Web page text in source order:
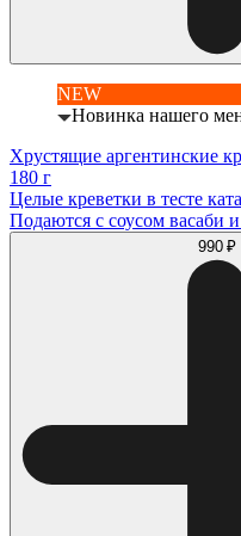
NEW
Новинка нашего
Хрустящие аргентинские
180 г
Целые креветки в тесте
Подаются с соусом васаби
990 ₽